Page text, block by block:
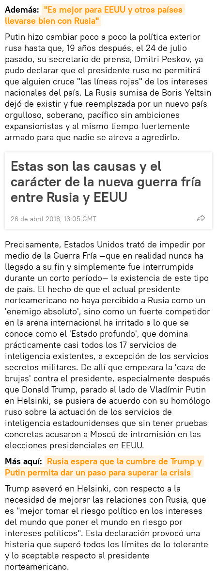
Además: "Es mejor para EEUU y otros países
llevarse bien con Rusia"
Putin hizo cambiar poco a poco la política exterior
rusa hasta que, 19 años después, el 24 de julio
pasado, su secretario de prensa, Dmitri Peskov, ya
pudo declarar que el presidente ruso no permitirá
que alguien cruce "las líneas rojas" de los intereses
nacionales del país. La Rusia sumisa de Boris Yeltsin
dejó de existir y fue reemplazada por un nuevo país
orgulloso, soberano, pacífico sin ambiciones
expansionistas y al mismo tiempo fuertemente
armado para que nadie se atreva a agredirlo.
Estas son las causas y el
carácter de la nueva guerra fría
entre Rusia y EEUU
26 de abril 2018, 13:05 GMT
Precisamente, Estados Unidos trató de impedir por
medio de la Guerra Fría —que en realidad nunca ha
llegado a su fin y simplemente fue interrumpida
durante un corto período— la existencia de este tipo
de país. El hecho de que el actual presidente
norteamericano no haya percibido a Rusia como un
'enemigo absoluto', sino como un fuerte competidor
en la arena internacional ha irritado a lo que se
conoce como el 'Estado profundo', que domina
prácticamente casi todos los 17 servicios de
inteligencia existentes, a excepción de los servicios
secretos militares. De allí que empezara la 'caza de
brujas' contra el presidente, especialmente después
que Donald Trump, parado al lado de Vladímir Putin
en Helsinki, se pusiera de acuerdo con su homólogo
ruso sobre la actuación de los servicios de
inteligencia estadounidenses que sin tener pruebas
concretas acusaron a Moscú de intromisión en las
elecciones presidenciales en EEUU.
Más aquí: Rusia espera que la cumbre de Trump y
Putin permita dar un paso para superar la crisis
Trump aseveró en Helsinki, con respecto a la
necesidad de mejorar las relaciones con Rusia, que
es "mejor tomar el riesgo político en los intereses
del mundo que poner el mundo en riesgo por
intereses políticos". Esta declaración provocó una
histeria que superó todos los límites de lo tolerante
y lo aceptable respecto al presidente
norteamericano.